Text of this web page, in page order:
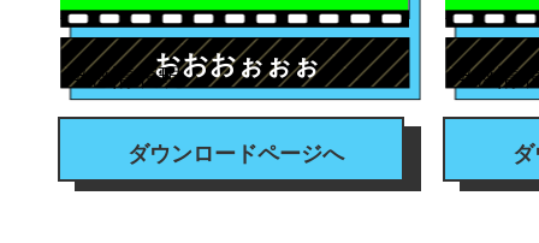
#感情表現おおおぉぉぉ
ダウンロードページへ
#感情